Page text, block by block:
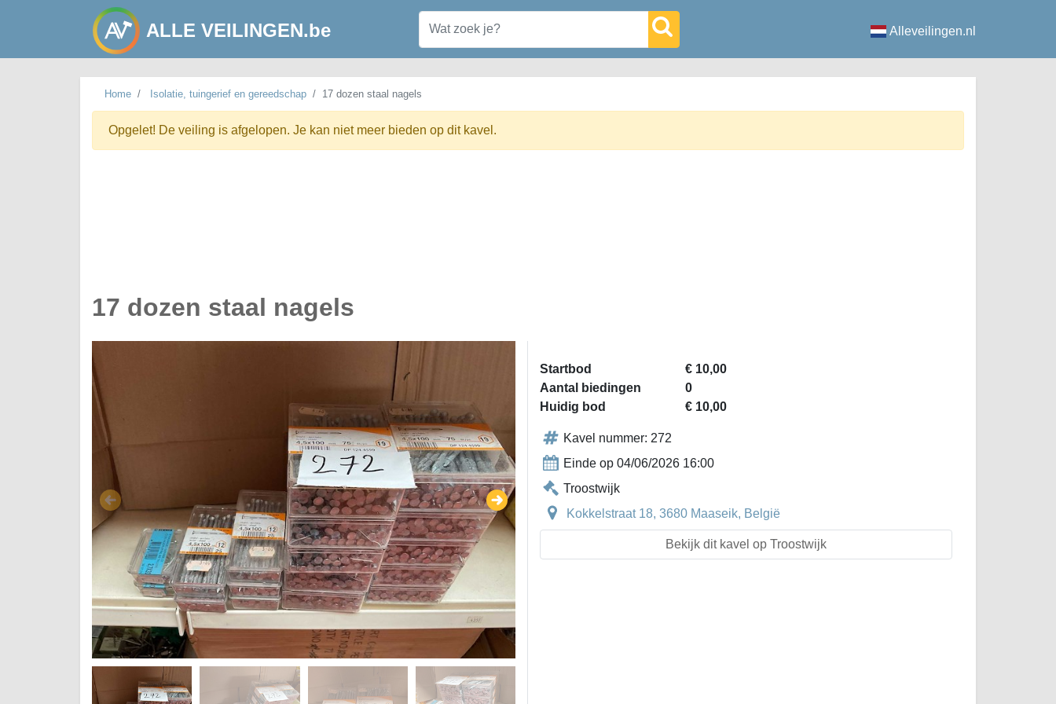
ALLE VEILINGEN.be Alleveilingen.nl
Home Isolatie, tuingerief en gereedschap 17 dozen staal nagels
Opgelet! De veiling is afgelopen. Je kan niet meer bieden op dit kavel.
17 dozen staal nagels
Startbod
€ 10,00
Aantal biedingen
0
Huidig bod
€ 10,00
Kavel nummer: 272
Einde op 04/06/2026 16:00
Troostwijk
Kokkelstraat 18, 3680 Maaseik, België
Bekijk dit kavel op Troostwijk